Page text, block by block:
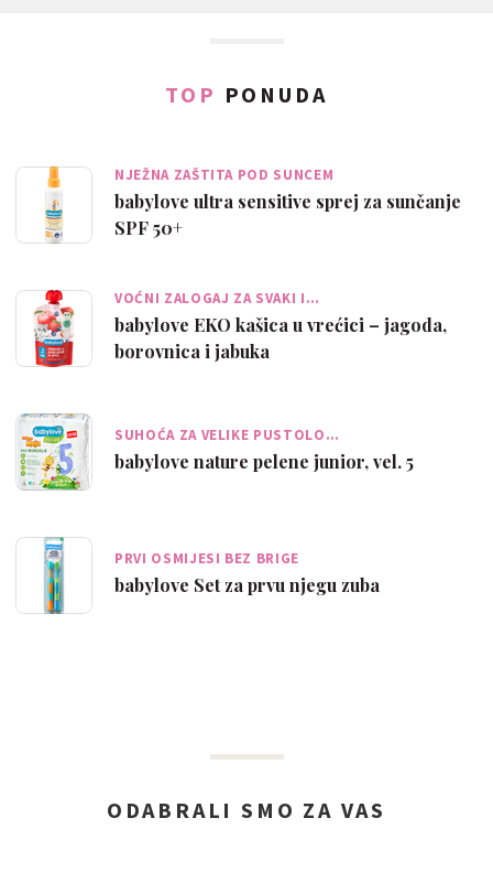
TOP PONUDA
NJEŽNA ZAŠTITA POD SUNCEM
babylove ultra sensitive sprej za sunčanje
SPF 50+
VOĆNI ZALOGAJ ZA SVAKI I…
babylove EKO kašica u vrećici – jagoda,
borovnica i jabuka
SUHOĆA ZA VELIKE PUSTOLO…
babylove nature pelene junior, vel. 5
PRVI OSMIJESI BEZ BRIGE
babylove Set za prvu njegu zuba